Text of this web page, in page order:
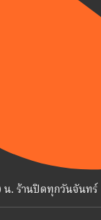
น. ร้านปิดทุกวันจันทร์